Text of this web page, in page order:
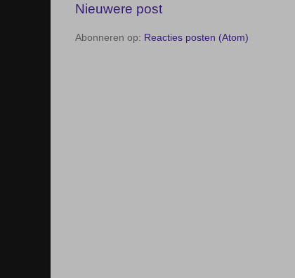
Nieuwere post
Abonneren op: Reacties posten (Atom)